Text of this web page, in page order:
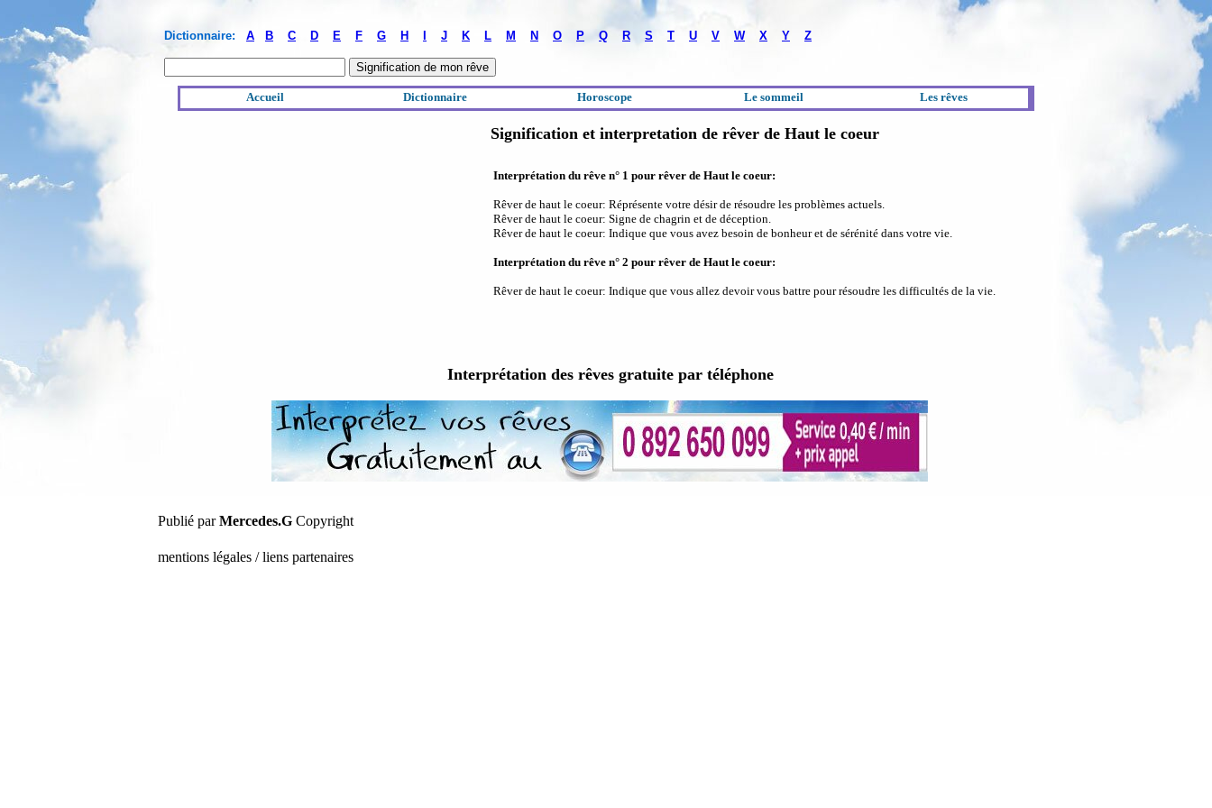
Dictionnaire: A B C D E F G H J K L M N O P Q R S T U V W X Y Z
Accueil Dictionnaire Horoscope Le sommeil Les rêves
Signification et interpretation de rêver de Haut le coeur
Interprétation du rêve n° 1 pour rêver de Haut le coeur:
Rêver de haut le coeur: Réprésente votre désir de résoudre les problèmes actuels.
Rêver de haut le coeur: Signe de chagrin et de déception.
Rêver de haut le coeur: Indique que vous avez besoin de bonheur et de sérénité dans votre vie.
Interprétation du rêve n° 2 pour rêver de Haut le coeur:
Rêver de haut le coeur: Indique que vous allez devoir vous battre pour résoudre les difficultés de la vie.
Interprétation des rêves gratuite par téléphone
Publié parMercedes.G Copyright
mentions légales / liens partenaires